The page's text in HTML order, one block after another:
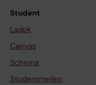
Student
Ladok
Canvas
Schema
Studentmejlen